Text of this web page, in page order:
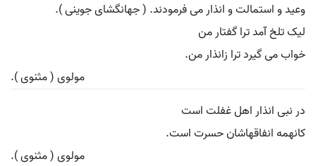
وعید و استمالت و انذار می فرمودند. ( جهانگشای جوینی ).
لیک تلخ آمد ترا گفتار من
خواب می گیرد ترا زانذار من.
مولوی ( مثنوی ).
در نبی انذار اهل غفلت است
کانهمه انفاقهاشان حسرت است.
مولوی ( مثنوی ).